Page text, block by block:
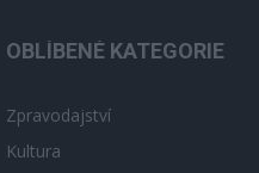
OBLÍBENÉ KATEGORIE
Zpravodajství
Kultura